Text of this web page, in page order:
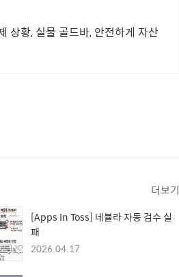
상황, 실물 골드바, 안전하게 자산
더보기
[Apps In Toss] 네뷸라 자동 검수 실
패
2026.04.17